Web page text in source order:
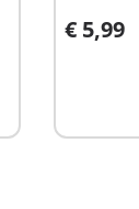
€ 5,99
In